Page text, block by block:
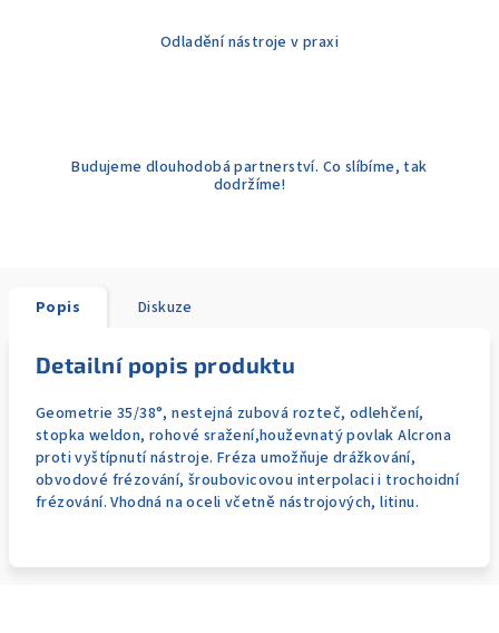
Odladění nástroje v praxi
Budujeme dlouhodobá partnerství. Co slíbíme, tak
dodržíme!
Popis Diskuze
Detailní popis produktu
Geometrie 35/38°, nestejná zubová rozteč, odlehčení,
stopka weldon, rohové sražení,houževnatý povlak Alcrona
proti vyštípnutí nástroje. Fréza umožňuje drážkování,
obvodové frézování, šroubovicovou interpolaci i trochoidní
frézování. Vhodná na oceli včetně nástrojových, litinu.